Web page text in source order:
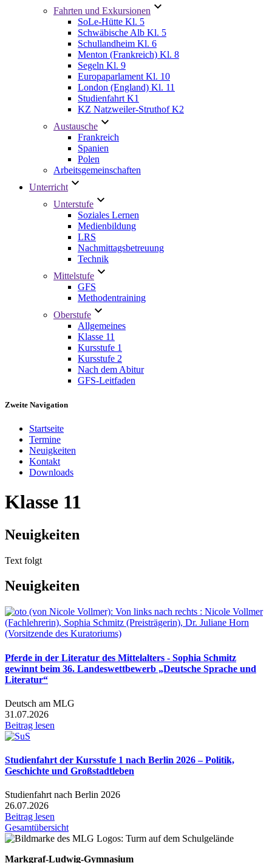
Fahrten und Exkursionen
SoLe-Hütte Kl. 5
Schwäbische Alb Kl. 5
Schullandheim Kl. 6
Menton (Frankreich) Kl. 8
Segeln Kl. 9
Europaparlament Kl. 10
London (England) Kl. 11
Studienfahrt K1
KZ Natzweiler-Struthof K2
Austausche
Frankreich
Spanien
Polen
Arbeitsgemeinschaften
Unterricht
Unterstufe
Soziales Lernen
Medienbildung
LRS
Nachmittagsbetreuung
Technik
Mittelstufe
GFS
Methodentraining
Oberstufe
Allgemeines
Klasse 11
Kursstufe 1
Kursstufe 2
Nach dem Abitur
GFS-Leitfaden
Zweite Navigation
Startseite
Termine
Neuigkeiten
Kontakt
Downloads
Klasse 11
Neuigkeiten
Text folgt
Neuigkeiten
Pferde in der Literatur des Mittelalters - Sophia Schmitz
gewinnt beim 36. Landeswettbewerb „Deutsche Sprache und
Literatur“
Deutsch am MLG
31.07.2026
Beitrag lesen
Studienfahrt der Kursstufe 1 nach Berlin 2026 – Politik,
Geschichte und Großstadtleben
Studienfahrt nach Berlin 2026
26.07.2026
Beitrag lesen
Gesamtübersicht
Markgraf-Ludwig-Gymnasium